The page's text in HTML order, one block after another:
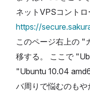
ネットVPSコント
https://
このページ右上の "
移する。 ここで
"Ubuntu 10.04
バ周りで悩むのも